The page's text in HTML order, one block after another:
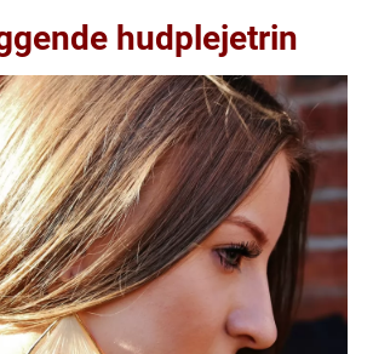
hudplejetrin